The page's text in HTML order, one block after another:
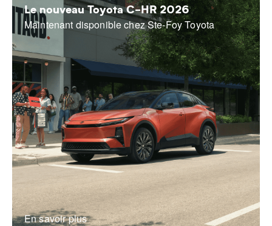
Le nouveau Toyota C-HR 2026
Maintenant disponible chez Ste-Foy Toyota
En savoir plus